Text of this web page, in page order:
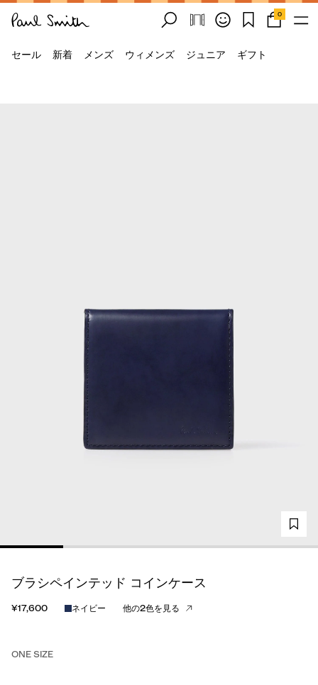
0
セール 新着 メンズ ウィメンズ ジュニア ギフト
ブラシペインテッド コインケース
¥17,600 ネイビー 他の2色を見る
ONE SIZE